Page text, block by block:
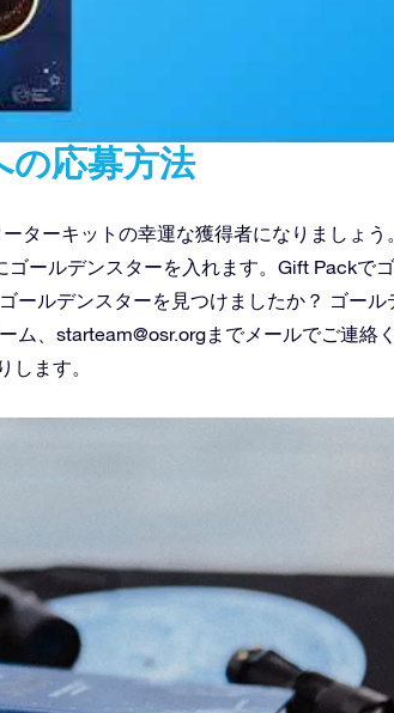
の応募方法
ターキットの幸運な獲得者になりましょう。
ールデンスターを入れます。Gift Packで
ールデンスターを見つけましたか？ ゴール
ム、 starteam@osr.orgまでメールでご連絡
します。